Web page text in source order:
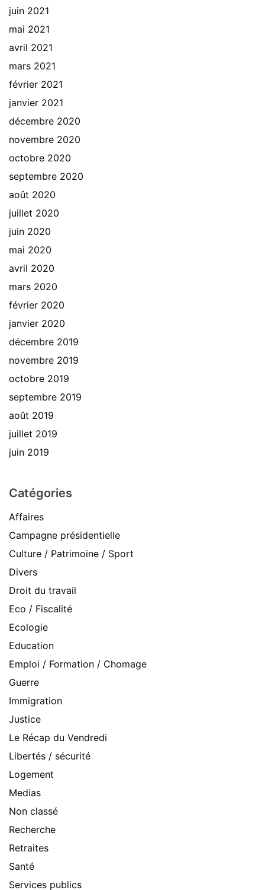
juin 2021
mai 2021
avril 2021
mars 2021
février 2021
janvier 2021
décembre 2020
novembre 2020
octobre 2020
septembre 2020
août 2020
juillet 2020
juin 2020
mai 2020
avril 2020
mars 2020
février 2020
janvier 2020
décembre 2019
novembre 2019
octobre 2019
septembre 2019
août 2019
juillet 2019
juin 2019
Catégories
Affaires
Campagne présidentielle
Culture / Patrimoine / Sport
Divers
Droit du travail
Eco / Fiscalité
Ecologie
Education
Emploi / Formation / Chomage
Guerre
Immigration
Justice
Le Récap du Vendredi
Libertés / sécurité
Logement
Medias
Non classé
Recherche
Retraites
Santé
Services publics